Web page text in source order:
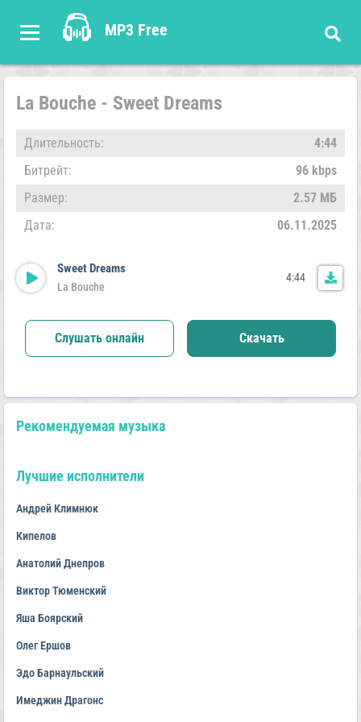
MP3 Free
La Bouche - Sweet Dreams
Длительность:
4:44
Битрейт:
96 kbps
Размер:
2.57 МБ
Дата:
06.11.2025
Sweet Dreams
La Bouche
4:44
Слушать онлайн Скачать
Рекомендуемая музыка
Лучшие исполнители
Андрей Климнюк
Кипелов
Анатолий Днепров
Виктор Тюменский
Яша Боярский
Олег Ершов
Эдо Барнаульский
Имеджин Драгонс